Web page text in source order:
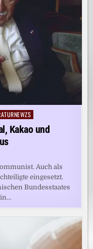
Kakao und
Auch als
eingesetzt.
Bundesstaates